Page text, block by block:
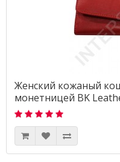
Женский кожаный
монетницей BK
гладкий